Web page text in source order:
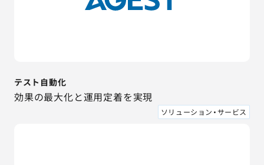
テスト自動化
効果の最大化と運用定着を実現
ソリューション・サービス